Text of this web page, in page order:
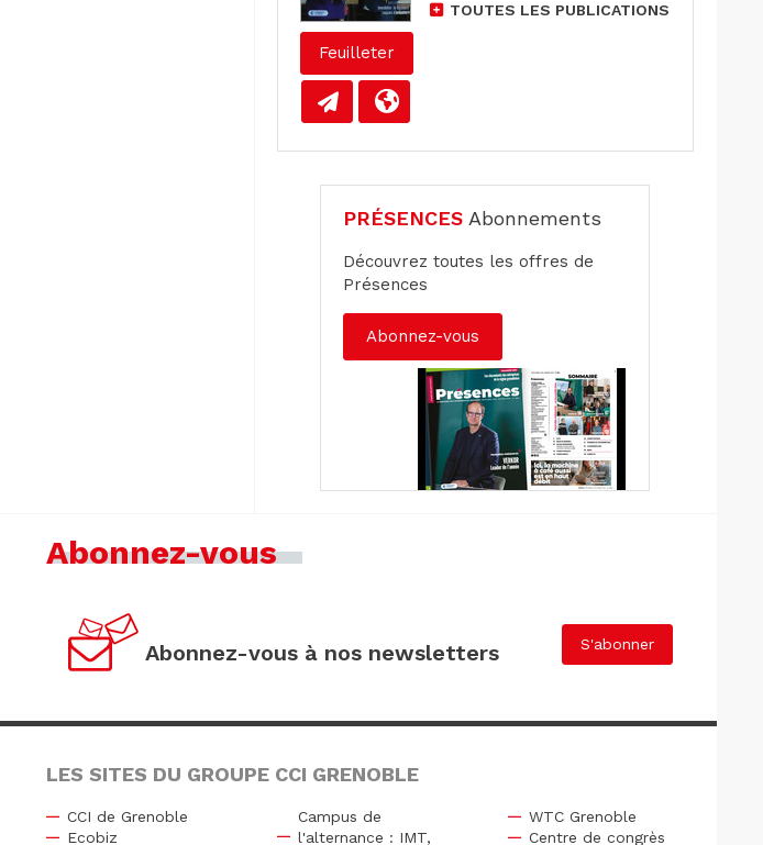
Feuilleter
TOUTES LES PUBLICATIONS
PRÉSENCES Abonnements
Découvrez toutes les offres de
Présences
Abonnez-vous
Abonnez-vous
Abonnez-vous à nos newsletters S'abonner
LES SITES DU GROUPE CCI GRENOBLE
CCI de Grenoble
Ecobiz
Campus de
l'alternance : IMT,
WTC Grenoble
Centre de congrès